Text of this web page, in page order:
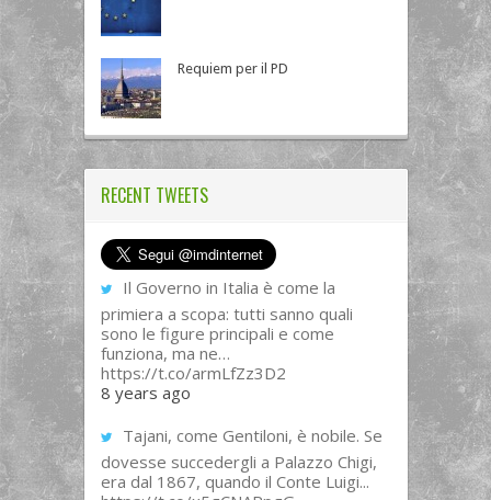
Requiem per il PD
RECENT TWEETS
Il Governo in Italia è come la
primiera a scopa: tutti sanno quali
sono le figure principali e come
funziona, ma ne…
https://t.co/armLfZz3D2
8 years ago
Tajani, come Gentiloni, è nobile. Se
dovesse succedergli a Palazzo Chigi,
era dal 1867, quando il Conte Luigi...